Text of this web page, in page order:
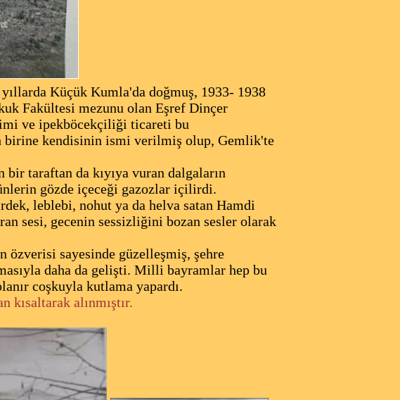
Küçük Kumla'da doğmuş, 1933- 1938
Fakültesi mezunu olan Eşref Dinçer
ve ipekböcekçiliği ticareti bu
birine kendisinin ismi verilmiş olup, Gemlik'te
taraftan da kıyıya vuran dalgaların
gözde içeceği gazozlar içilirdi.
leblebi, nohut ya da helva satan Hamdi
sesi, gecenin sessizliğini bozan sesler olarak
özverisi sayesinde güzelleşmiş, şehre
daha da gelişti. Milli bayramlar hep bu
coşkuyla kutlama yapardı.
kısaltarak alınmıştır.